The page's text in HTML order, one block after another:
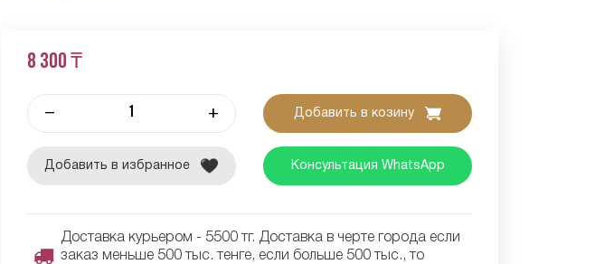
8 300 ₸
– + Добавить в козину
Добавить в избранное Консультация WhatsApp
Доставка курьером - 5500 тг. Доставка в черте города если
заказ меньше 500 тыс. тенге, если больше 500 тыс., то